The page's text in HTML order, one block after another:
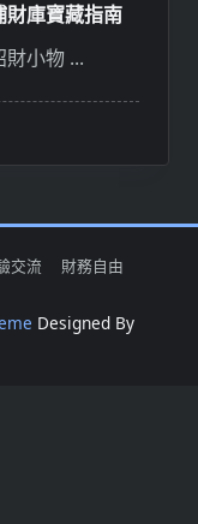
財庫寶藏指南
財小物 ...
交流 財務自由
Designed By